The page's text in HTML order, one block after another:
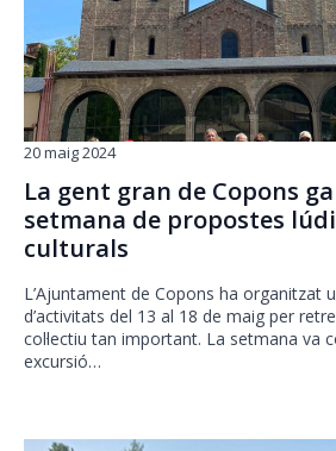
La gent gran de Copons
setmana de propostes
culturals
20 maig 2024
L’Ajuntament de Copons ha organitzat
d’activitats del 13 al 18 de maig per
col·lectiu tan important. La setmana va
excursió…